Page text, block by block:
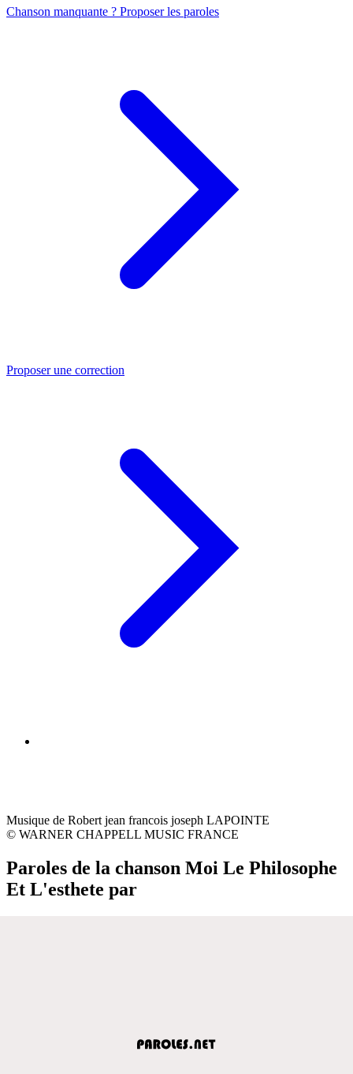
Chanson manquante ? Proposer les paroles
Proposer une correction
Musique de Robert jean francois joseph LAPOINTE
© WARNER CHAPPELL MUSIC FRANCE
Paroles de la chanson Moi Le Philosophe
Et L'esthete par